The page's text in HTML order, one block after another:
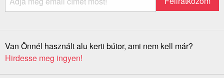
Van Önnél használt alu kerti bútor, ami nem kell már?
Hirdesse meg ingyen!